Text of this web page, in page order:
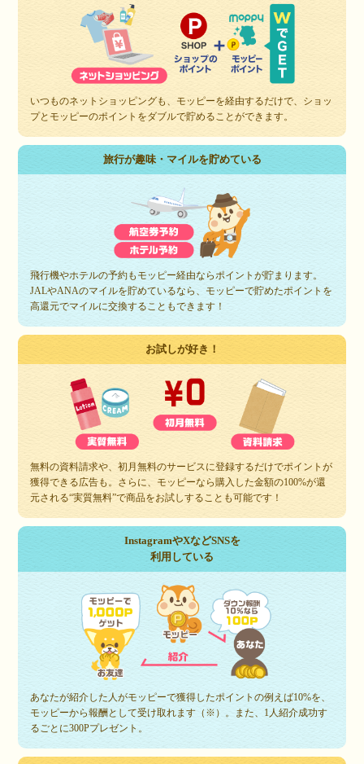
いつものネットショッピングも、モッピーを経由するだけで、ショッ
プとモッピーのポイントをダブルで貯めることができます。
旅行が趣味・マイルを貯めている
飛行機やホテルの予約もモッピー経由ならポイントが貯まります。
JALやANAのマイルを貯めているなら、モッピーで貯めたポイントを
高還元でマイルに交換することもできます！
お試しが好き！
無料の資料請求や、初月無料のサービスに登録するだけでポイントが
獲得できる広告も。さらに、モッピーなら購入した金額の100%が還
元される“実質無料”で商品をお試しすることも可能です！
InstagramやXなどSNSを
利用している
あなたが紹介した人がモッピーで獲得したポイントの例えば10%を、
モッピーから報酬として受け取れます（※）。また、1人紹介成功す
るごとに300Pプレゼント。